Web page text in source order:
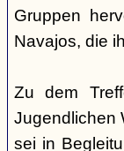
Gruppen
Navajos, die
Zu dem
Jugendlichen
sei in